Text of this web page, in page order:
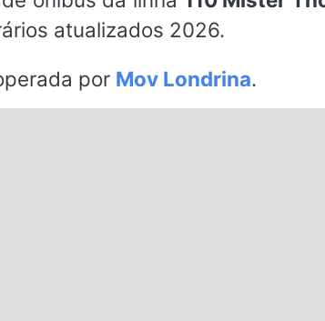
atualizados 2026.
por Mov Londrina.